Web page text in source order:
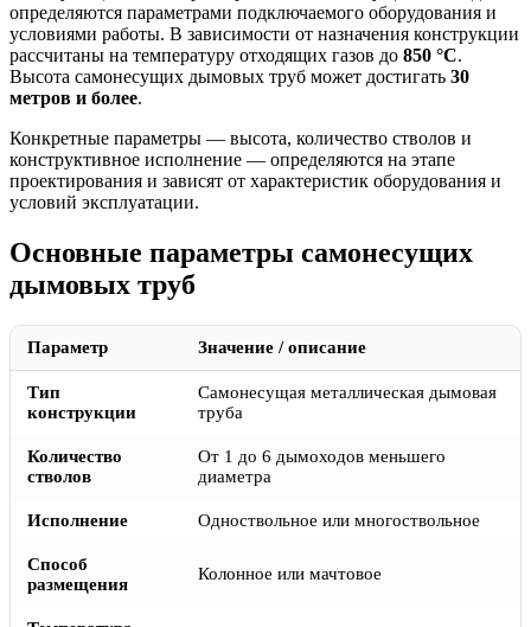
определяются параметрами подключаемого оборудования и
условиями работы. В зависимости от назначения конструкции
рассчитаны на температуру отходящих газов до 850 °C.
Высота самонесущих дымовых труб может достигать 30
метров и более.
Конкретные параметры — высота, количество стволов и
конструктивное исполнение — определяются на этапе
проектирования и зависят от характеристик оборудования и
условий эксплуатации.
Основные параметры самонесущих
дымовых труб
Параметр Значение / описание
Тип
конструкции
Самонесущая металлическая дымовая
труба
Количество
стволов
От 1 до 6 дымоходов меньшего
диаметра
Исполнение Одноствольное или многоствольное
Способ
размещения
Колонное или мачтовое